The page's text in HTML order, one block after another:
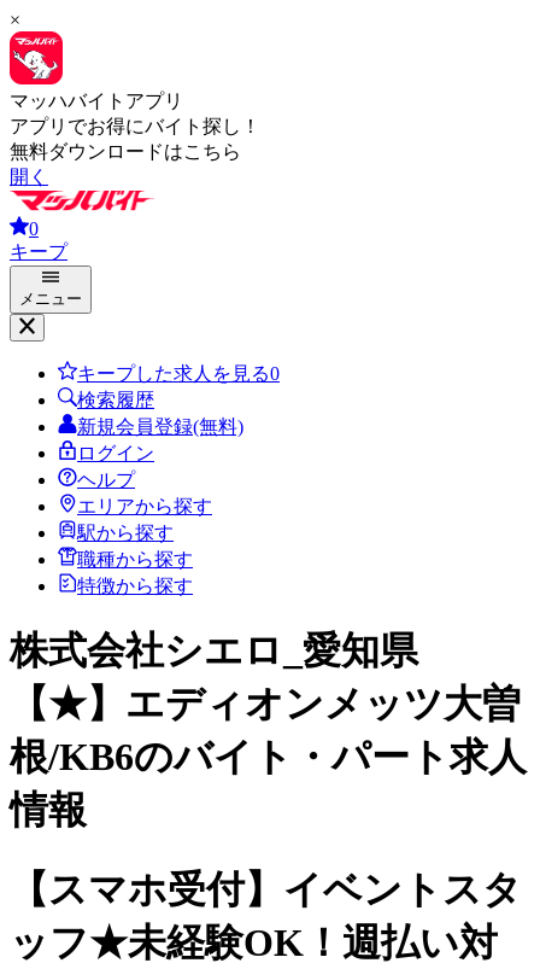
×
マッハバイトアプリ
アプリでお得にバイト探し！
無料ダウンロードはこちら
開く
0
キープ
メニュー
キープした求人を見る0
検索履歴
新規会員登録(無料)
ログイン
ヘルプ
エリアから探す
駅から探す
職種から探す
特徴から探す
株式会社シエロ_愛知県
【★】エディオンメッツ大曽
根/KB6のバイト・パート求人
情報
【スマホ受付】イベントスタ
ッフ★未経験OK！週払い対